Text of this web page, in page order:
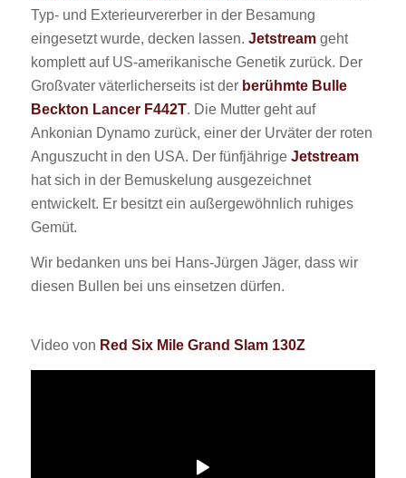
Typ- und Exterieurvererber in der Besamung
eingesetzt wurde, decken lassen. Jetstreamgeht
komplett auf US-amerikanische Genetik zurück. Der
Großvater väterlicherseits ist der berühmte Bulle
Beckton Lancer F442T. Die Mutter geht auf
Ankonian Dynamo zurück, einer der Urväter der roten
Anguszucht in den USA. Der fünfjährige Jetstream
hat sich in der Bemuskelung ausgezeichnet
entwickelt. Er besitzt ein außergewöhnlich ruhiges
Gemüt.
Wir bedanken uns bei Hans-Jürgen Jäger, dass wir
diesen Bullen bei uns einsetzen dürfen.
Video von Red Six Mile Grand Slam 130Z